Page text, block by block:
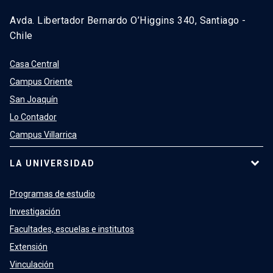
Avda. Libertador Bernardo O’Higgins 340, Santiago -
Chile
Casa Central
Campus Oriente
San Joaquín
Lo Contador
Campus Villarrica
LA UNIVERSIDAD
Programas de estudio
Investigación
Facultades, escuelas e institutos
Extensión
Vinculación